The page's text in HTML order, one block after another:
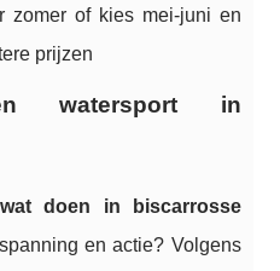
zomer of kies mei-juni en
prijzen
watersport in
wat doen in biscarrosse
en actie? Volgens